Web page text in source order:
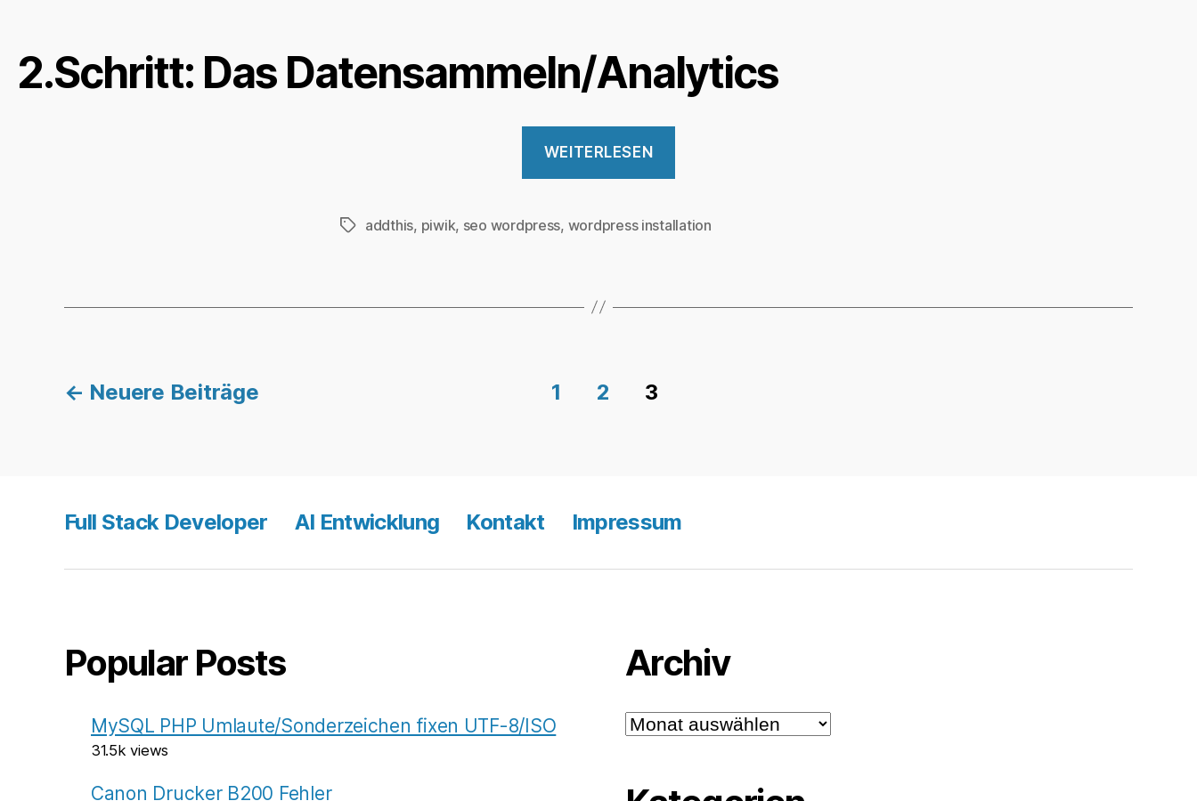
2.Schritt: Das Datensammeln/Analytics
WEITERLESEN
Blog
Stunde“
Schlagwörter
addthis, piwik, seo wordpress, wordpress installation
Beitragsnavigation
← Neuere Beiträge 1 2 3
Full Stack Developer AI Entwicklung Kontakt Impressum
Popular Posts
MySQL PHP Umlaute/Sonderzeichen fixen UTF-8/ISO
31.5k views
Canon Drucker B200 Fehler
Archiv
Archiv